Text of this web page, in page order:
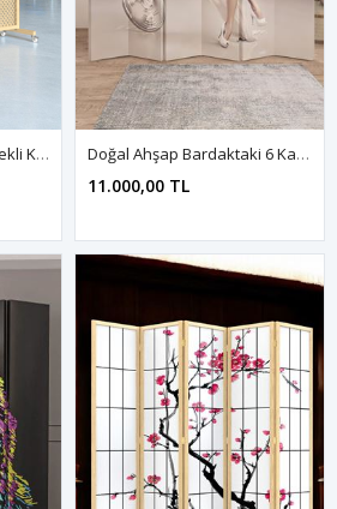
Ahşap Çam Ağacı Tekerlekli Katlanabilir Seperatör Doğal Ahşap Bardaktaki 6 Kanat Paravan Seperatör Oda Bölme
11.000,00 TL